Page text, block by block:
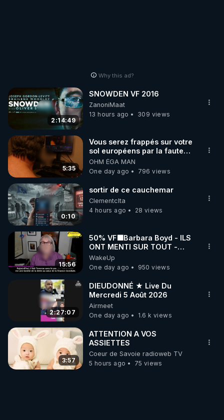
Why this ad?
2:14:49
SNOWDEN VF 2016
ZanoniMaat
13 hours ago
309 views
5:35
Vous serez frappés sur votre
sol européens par la faute
des dirigeants qui s'en
mettent dans le nez
OHM ÉGA MAN
One day ago
796 views
0:10
sortir de ce cauchemar
Clementclta
4 hours ago
28 views
15:56
50% VF🟩Barbara Boyd - ILS
ONT MENTI SUR TOUT -
Jocelyne Traduction
WakeUp
One day ago
950 views
2:27:07
DIEUDONNÉ ★ Live Du
Mercredi 5 Août 2026
Airmeet
One day ago
1.6 k views
3:57
ATTENTION A VOS
ASSIETTES
Coeur de Savoie radioweb TV
5 hours ago
75 views